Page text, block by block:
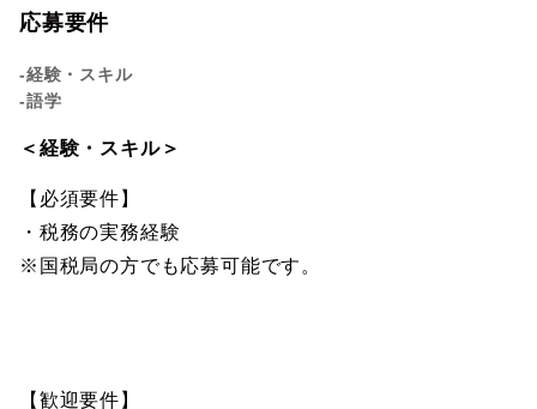
応募要件
-経験・スキル
-語学
＜経験・スキル＞
【必須要件】
・税務の実務経験
※国税局の方でも応募可能です。
【歓迎要件】